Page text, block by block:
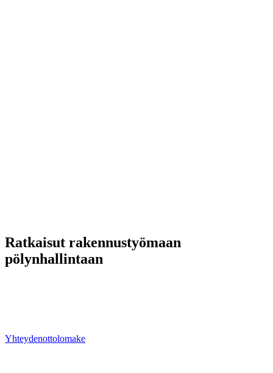
Ratkaisut rakennustyömaan
pölynhallintaan
Yhteydenottolomake